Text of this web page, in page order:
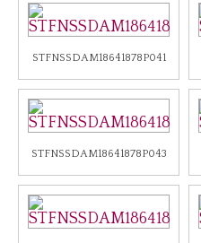
STFNSSDAM18641878P041
STFNSSDAM18641878P043